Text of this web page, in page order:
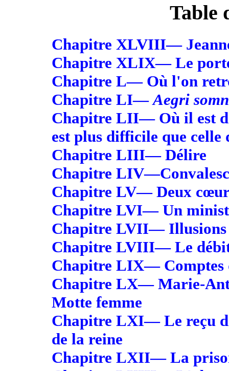
Table
Chapitre XLVIII—
Chapitre XLIX— Le
Chapitre L— Où l'on
Chapitre LI—Aegri
Chapitre LII— Où il est
est plus difficile que celle
Chapitre LIII— Délire
Chapitre
Chapitre LV— Deux
Chapitre LVI— Un
Chapitre LVII— Illusions
Chapitre LVIII— Le
Chapitre LIX— Comptes
Chapitre LX— Marie-
Motte femme
Chapitre LXI— Le reçu
de la reine
Chapitre LXII— La